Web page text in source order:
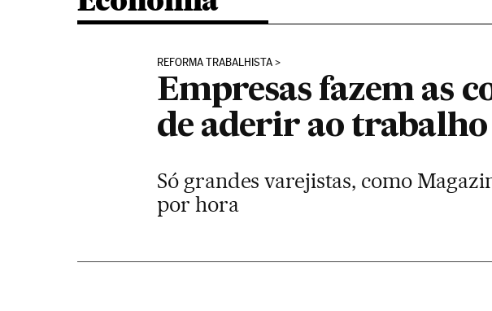
REFORMA TRABALHISTA
Empresas fazem as
de aderir ao
Só grandes varejistas, como
por hora